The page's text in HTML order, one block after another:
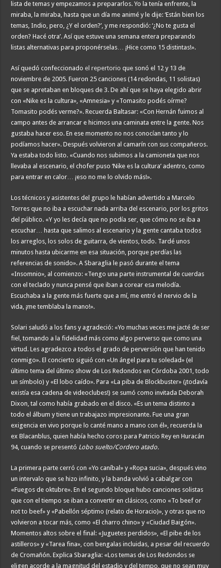
lista de temas y empezamos a prepararlos. Yo la tenía enfrente, la
miraba, la miraba, hasta que un día me animé y le dije: ‘Están bien los
temas, Indio, pero, ¿Y el orden?’, y me respondió: ‘¿No te gusta el
orden? Hacé otra’. Así que estuve una semana entera preparando
listas alternativas para proponérselas… ¡Hice como 15 distintas!».
Así quedó confeccionadoel repertorio que sonó el 12 y 13 de
noviembre de 2005. Fueron 25 canciones (14 redondas, 11 solistas)
que se apretaban en bloques de 3. De ahí que se haya elegido abrir
con «Nike es la cultura», «Amnesia» y «Tomasito podés oírme?
Tomasito podés verme?». Recuerda Baltasar: «Con Hernán fuimos al
campo antes de arrancar e hicimos una caminata entre la gente. Nos
gustaba hacer eso. En ese momento no nos conocían tanto y lo
podíamos hacer». Después volvieron al camarín con sus compañeros.
Ya estaba todo listo. «Cuando nos subimos a la camioneta que nos
llevaba al escenario, el chofer puso ‘Nike es la cultura’ adentro, como
para entrar en calor… ¡eso no me lo olvido más!».
Los técnicos y asistentes del grupo le habían advertido a Marcelo
Torres que no iba a escuchar nada arriba del escenario, por los gritos
del público. «Y yo les decía que no podía ser, que cómo no se iba a
escuchar… hasta que salimos al escenario y la gente cantaba todos
los arreglos, los solos de guitarra, de vientos, todo. Tardé unos
minutos hasta ubicarme en esa situación, porque perdías las
referencias de sonido». A Sbaraglia le pasó durante el tema
«Insomnio», al comienzo: «Tengo una parte instrumental de cuerdas
con el teclado y nunca pensé que iban a corear esa melodía.
Escuchaba a la gente más fuerte que a mí, me entró el nervio de la
vida, ¡me temblaba la mano!».
Solari saludó a los fans y agradeció: «Yo muchas veces me jacté de ser
fiel, tomando a la fidelidad más como algo perverso que como una
virtud. Les agradezco a todos el grado de perversión que han tenido
conmigo». El concierto siguió con «Un ángel para tu soledad» (el
último tema del último show de Los Redondos en Córdoba 2001, todo
un símbolo) y «El lobo caído». Para «La piba de Blockbuster» (¡todavía
existía esa cadena de videoclubes!) se sumó como invitada Deborah
Dixon, tal como había grabado en el disco. «Es un tema distinto a
todo el álbum y tiene un trabajazo impresionante. Fue una gran
exigencia en vivo porque lo canté mano a mano con él», recuerda la
ex Blacanblus, quien había hecho coros para Patricio Rey en Huracán
94, cuando se presentó Lobo suelto/Cordero atado.
La primera parte cerró con «Yo caníbal» y «Ropa sucia», después vino
un intervalo que se hizo infinito, y la banda volvió a cabalgar con
«Fuegos de oktubre». En el segundo bloque hubo canciones solistas
que con el tiempo se iban a convertir en clásicos, como «To beef or
not to beef» y «Pabellón séptimo (relato de Horacio)», y otras que no
volvieron a tocar más, como «El charro chino» y «Ciudad Baigón».
Momentos altos sobre el final: «Juguetes perdidos», «El pibe de los
astilleros» y «Tarea fina», con bengalas incluidas, a pesar del recuerdo
de Cromañón. Explica Sbaraglia: «Los temas de Los Redondos se
eligen acorde a la magnitud del estadio y del tempo, que no sean muy